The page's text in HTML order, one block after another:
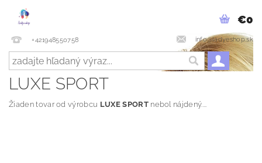
+421948550758 info@ladyeshop.sk
€0
LUXE SPORT
Žiaden tovar od výrobcu LUXE SPORTnebol nájdený....